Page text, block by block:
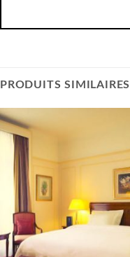
PRODUITS SIMILAIRES